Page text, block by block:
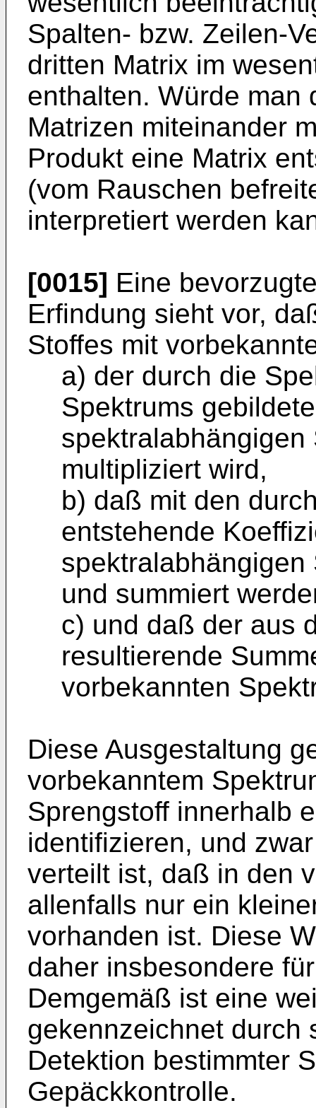
Spalten- bzw. Zeilen-
dritten Matrix im
enthalten. Würde man
Matrizen miteinander
Produkt eine Matrix
(vom Rauschen
interpretiert werden
[0015] Eine
Erfindung sieht vor,
Stoffes mit
a) der durch die
Spektrums
multipliziert wird,
b) daß mit den
entstehende
und summiert
c) und daß der aus
resultierende
vorbekannten
Diese Ausgestaltung
vorbekanntem
Sprengstoff innerhalb
identifizieren, und
verteilt ist, daß in den
allenfalls nur ein
vorhanden ist. Diese
daher insbesondere
Demgemäß ist eine
gekennzeichnet durch
Detektion bestimmter
Gepäckkontrolle.